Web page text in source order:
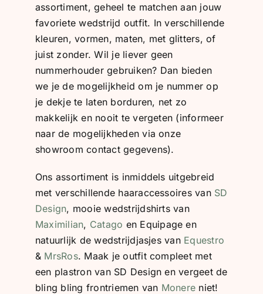
assortiment, geheel te matchen aan jouw
favoriete wedstrijd outfit. In verschillende
kleuren, vormen, maten, met glitters, of
juist zonder. Wil je liever geen
nummerhouder gebruiken? Dan bieden
we je de mogelijkheid om je nummer op
je dekje te laten borduren, net zo
makkelijk en nooit te vergeten (informeer
naar de mogelijkheden via onze
showroom contact gegevens).
Ons assortiment is inmiddels uitgebreid
met verschillende haaraccessoires van SD
Design, mooie wedstrijdshirts van
Maximilian, Catago en Equipage en
natuurlijk de wedstrijdjasjes van Equestro
& MrsRos. Maak je outfit compleet met
een plastron van SD Design en vergeet de
bling bling frontriemen van Monere niet!